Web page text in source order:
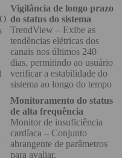
Vigilância de longo prazo
do status do sistema
TrendView – Exibe as
tendências elétricas dos
canais nos últimos 240
dias, permitindo ao usuário
verificar a estabilidade do
sistema ao longo do tempo
Monitoramento do status
de alta frequência
Monitor de insuficiência
cardíaca – Conjunto
abrangente de parâmetros
para avaliar,